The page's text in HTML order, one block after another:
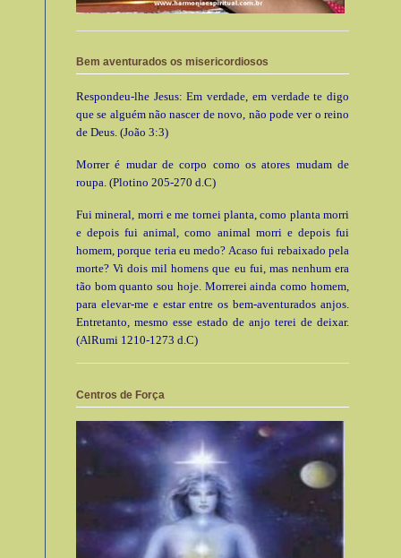
Bem aventurados os misericordiosos
Respondeu-lhe Jesus: Em verdade, em verdade te digo
que se alguém não nascer de novo, não pode ver o reino
de Deus. (João 3:3)
Morrer é mudar de corpo como os atores mudam de
roupa. (Plotino 205-270 d.C)
Fui mineral, morri e me tornei planta, como planta morri
e depois fui animal, como animal morri e depois fui
homem, porque teria eu medo? Acaso fui rebaixado pela
morte? Vi dois mil homens que eu fui, mas nenhum era
tão bom quanto sou hoje. Morrerei ainda como homem,
para elevar-me e estar entre os bem-aventurados anjos.
Entretanto, mesmo esse estado de anjo terei de deixar.
(AlRumi 1210-1273 d.C)
Centros de Força